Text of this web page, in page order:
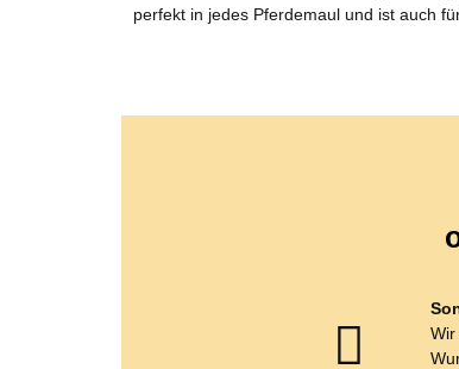
perfekt in jedes Pferdemaul und ist auch